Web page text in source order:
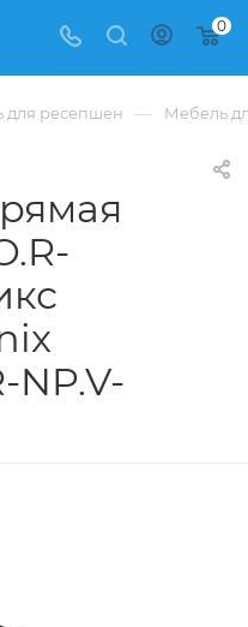
0
для ресепшен — Мебель
NP.V-